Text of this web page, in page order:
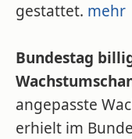
gestattet. mehr
Bundestag
angepasste
erhielt im